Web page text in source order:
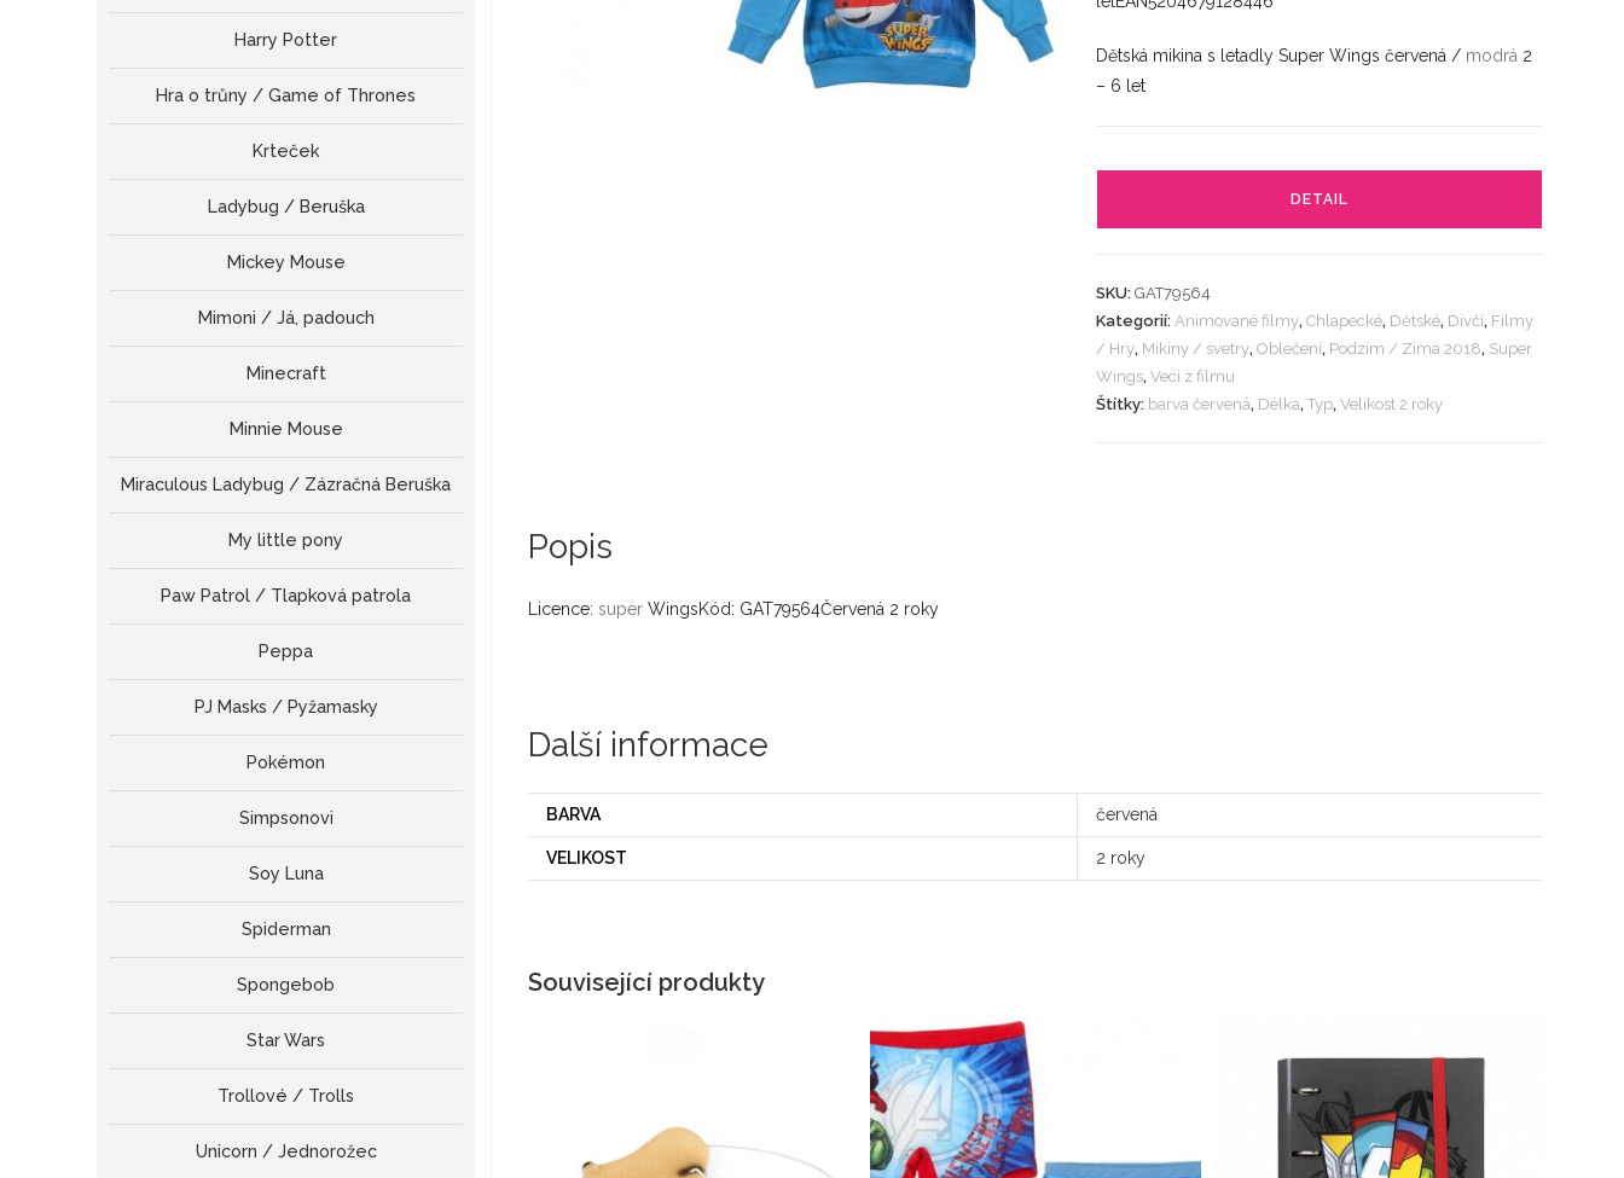
Dětská mikina s letadly Super Wings červená / modrá 2
– 6 let
DETAIL
SKU:GAT79564
Kategorií:Animované filmy,Chlapecké, Dětské, Dívčí, Filmy
/ Hry, Mikiny / svetry,Oblečení, Podzim / Zima 2018, Super
Wings,Veci z filmu
Štítky: barva červená, Délka,Typ,Velikost 2 roky
Popis
Licence: superWingsKód: GAT79564Červená 2 roky
Další informace
BARVA červená
VELIKOST 2 roky
Související produkty
Harry Potter
Hra o trůny / Game of Thrones
Krteček
Ladybug / Beruška
Mickey Mouse
Mimoni / Já, padouch
Minecraft
Minnie Mouse
Miraculous Ladybug / Zázračná Beruška
My little pony
Paw Patrol / Tlapková patrola
Peppa
PJ Masks / Pyžamasky
Pokémon
Simpsonovi
Soy Luna
Spiderman
Spongebob
Star Wars
Trollové / Trolls
Unicorn / Jednorožec